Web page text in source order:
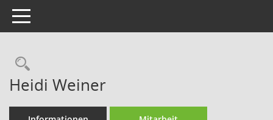
Toggle navigation
Rechercheauswahl
Heidi Weiner